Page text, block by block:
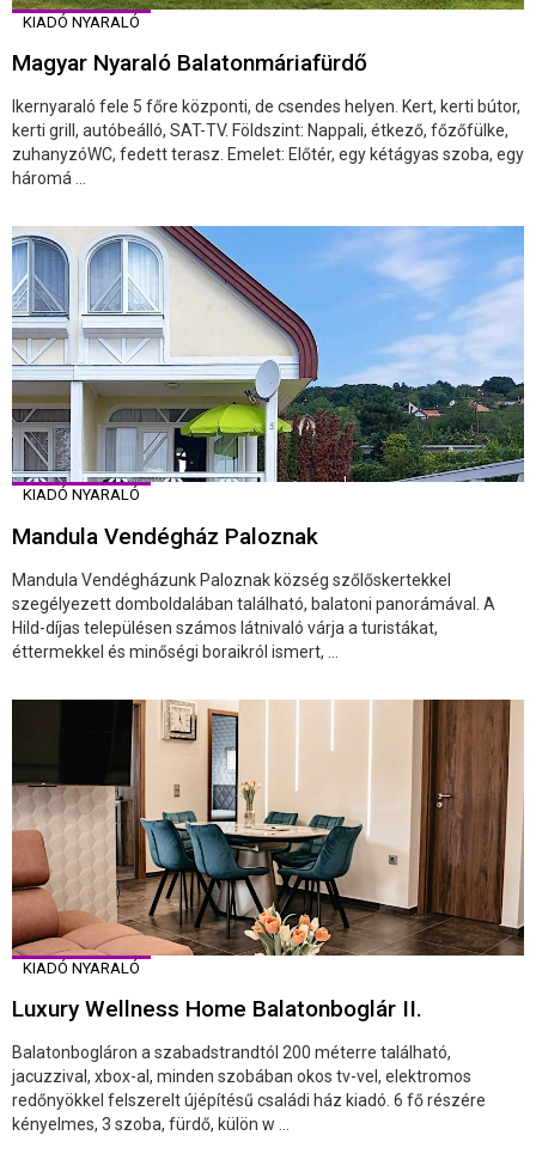
KIADÓ NYARALÓ
Magyar Nyaraló Balatonmáriafürdő
Ikernyaraló fele 5 főre központi, de csendes helyen. Kert, kerti bútor,
kerti grill, autóbeálló, SAT-TV. Földszint: Nappali, étkező, főzőfülke,
zuhanyzóWC, fedett terasz. Emelet: Előtér, egy kétágyas szoba, egy
háromá ...
KIADÓ NYARALÓ
Mandula Vendégház Paloznak
Mandula Vendégházunk Paloznak község szőlőskertekkel
szegélyezett domboldalában található, balatoni panorámával. A
Hild-díjas településen számos látnivaló várja a turistákat,
éttermekkel és minőségi boraikról ismert, ...
KIADÓ NYARALÓ
Luxury Wellness Home Balatonboglár II.
Balatonbogláron a szabadstrandtól 200 méterre található,
jacuzzival, xbox-al, minden szobában okos tv-vel, elektromos
redőnyökkel felszerelt újépítésű családi ház kiadó. 6 fő részére
kényelmes, 3 szoba, fürdő, külön w ...